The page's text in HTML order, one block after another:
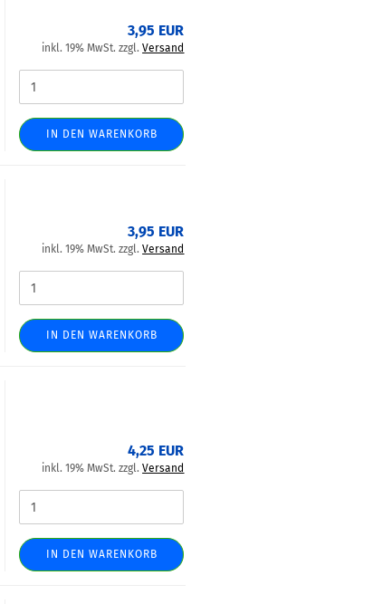
3,95 EUR
inkl. 19% MwSt. zzgl.Versand
IN DEN WARENKORB
3,95 EUR
inkl. 19% MwSt. zzgl.Versand
IN DEN WARENKORB
4,25 EUR
inkl. 19% MwSt. zzgl.Versand
IN DEN WARENKORB